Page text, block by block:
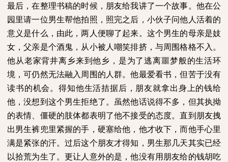
最后，在整理书稿的时候，朋友给我讲了一个故事。他在公
园里请一位男生帮他拍照，照完之后，小伙子问他人活着的
意义是什么，由此，两人便聊了起来。这个男生的母亲是妓
女，父亲是个酒鬼，从小被人嘲笑排挤，与周围格格不入。
他从老家背井离乡来到他乡，是为了逃离噩梦般的生活环
境，可仍然无法融入周围的人群。他最爱看书，但苦于没有
读书的机会。得知他生活拮据后，朋友就拿出身上的钱给
他，没想到这个男生拒绝了。虽然他话说得不多，但其执拗
的表情、僵硬的肢体都表明了他不接受的态度。直到朋友拽
出男生裤兜里紧握的手，硬塞给他，他才收下，而他手心里
满是紧张的汗。过后这个朋友才得知，男生那几天其实已经
以拾荒为生了。更让人意外的是，他没有用朋友给的钱胡吃